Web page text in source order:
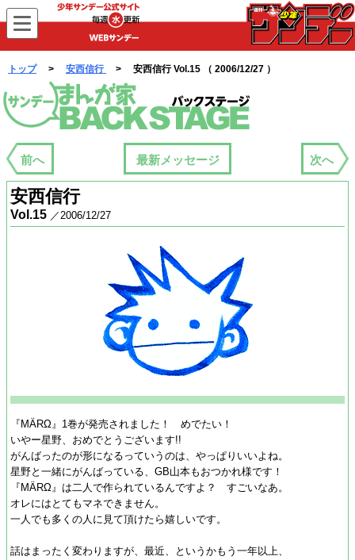
WEBサンデー
トップ> 安西信行 > 安西信行 Vol.15 （ 2006/12/27 ）
まんが家バックステージ
前へ 最新メッセージ 次へ
安西信行
Vol.15 ／2006/12/27
『MÄRΩ』1巻が発売されました！ めでたい！
いやー星野、おめでとうございます!!
がんばったのが形になるっていうのは、やっぱりいいよね。
星野と一緒にがんばっている、GB山本もおつかれ様です！
『MÄRΩ』は二人で作られているんですよ？ すごいなあ。
オレにはとてもマネできません。
一人でも多くの人に見て頂けたら嬉しいです。
話はまったく変わりますが、最近、というかもう一年以上、